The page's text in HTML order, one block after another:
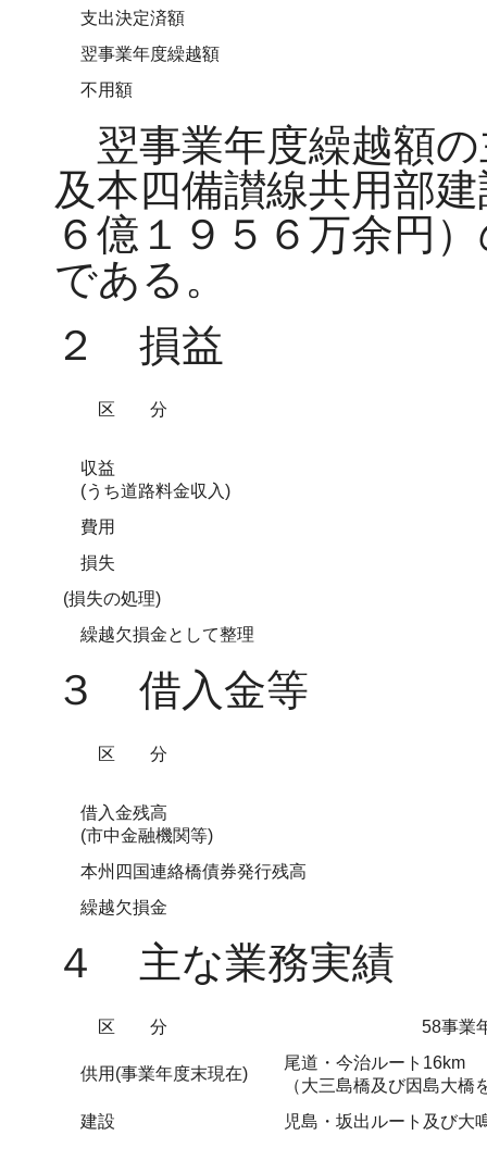
支出決定済額
翌事業年度繰越額
不用額
翌事業年度繰越額
及本四備讃線共用部
６億１９５６万余円
である。
２ 損益
区 分
収益
(うち道路料金収入)
費用
損失
(損失の処理)
繰越欠損金として整理
３ 借入金等
区 分
借入金残高
(市中金融機関等)
本州四国連絡橋債券発行残高
繰越欠損金
４ 主な業務実績
区 分 58事業
供用(事業年度末現在)
尾道・今治ルート16km
（大三島橋及び因島大橋
建設
児島・坂出ルート及び大